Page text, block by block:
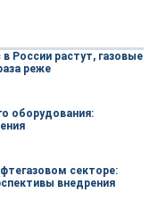
России растут, газовые
реже
оборудования:
секторе:
внедрения